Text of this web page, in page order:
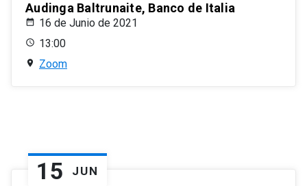
Audinga Baltrunaite, Banco de Italia
16 de Junio de 2021
13:00
Zoom
15 JUN